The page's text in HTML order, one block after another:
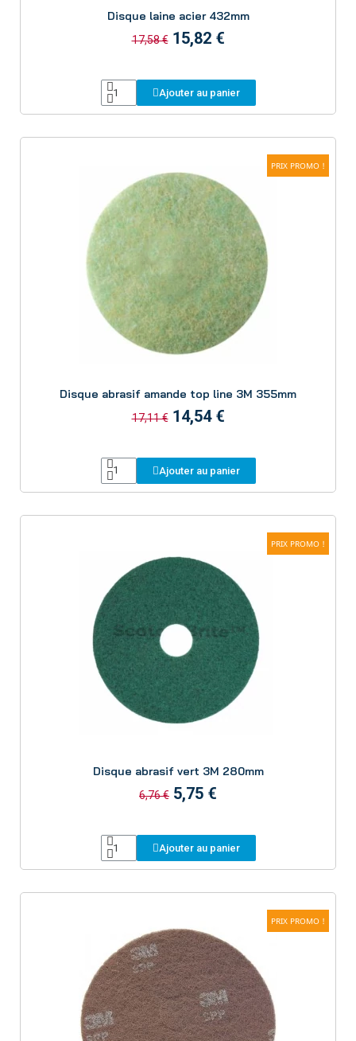
Disque laine acier 432mm
17,58 € 15,82 €
Ajouter au panier
PRIX PROMO !
Disque abrasif amande top line 3M 355mm
17,11 € 14,54 €
Ajouter au panier
PRIX PROMO !
Disque abrasif vert 3M 280mm
6,76 € 5,75 €
Ajouter au panier
PRIX PROMO !